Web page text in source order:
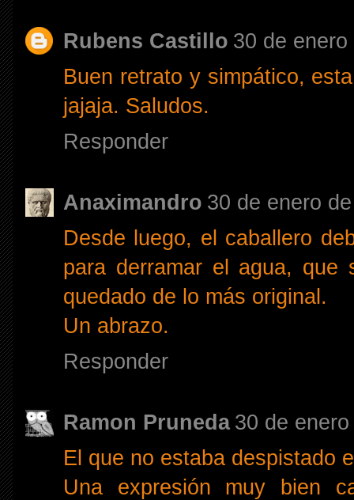
Rubens Castillo 30 de
Buen retrato y simpático,
jajaja. Saludos.
Responder
Anaximandro 30 de enero
Desde luego, el caballero
para derramar el agua,
quedado de lo más original.
Un abrazo.
Responder
Ramon Pruneda 30 de
El que no estaba despistado
Una expresión muy bien